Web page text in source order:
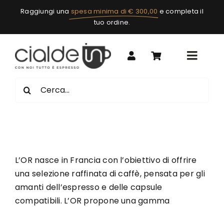
contenuto
Raggiungi una spesa minima di € 300,00 e completa il
tuo ordine.
Toggle
Bevande
Complementi
Cerca
per:
L’OR nasce in Francia con l’obiettivo di offrire
una selezione raffinata di caffè, pensata per gli
amanti dell’espresso e delle capsule
compatibili. L’OR propone una gamma